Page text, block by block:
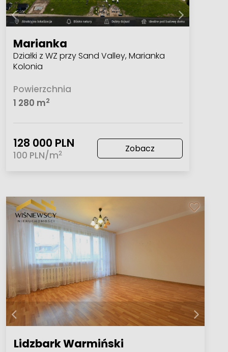
Marianka
Działki z WZ przy Sand Valley, Marianka
Kolonia
Powierzchnia
1 280 m2
128 000 PLN
100 PLN/m2 Zobacz
Lidzbark Warmiński